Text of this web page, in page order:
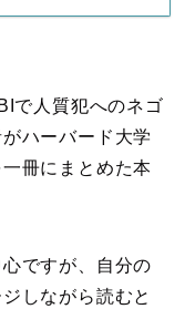
で人質犯へのネゴ
ハーバード大学
冊にまとめた本
ですが、自分の
しながら読むと